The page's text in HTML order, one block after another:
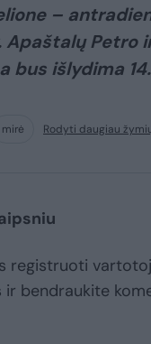
–
Apaštalų Petro
bus išlydima
mirė Rodyti daugiau
registruoti
bendraukite